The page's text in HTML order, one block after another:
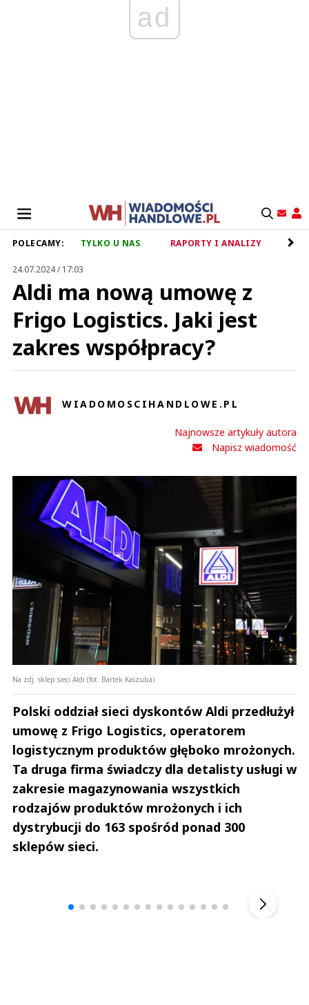
ad
POLECAMY: TYLKO U NAS RAPORTY I ANALIZY
24.07.2024 / 17:03
Aldi ma nową umowę z
Frigo Logistics. Jaki jest
zakres współpracy?
WIADOMOSCIHANDLOWE.PL
Najnowsze artykuły autora
Napisz wiadomość
Na zdj. sklep sieci Aldi (fot. Bartek Kaszuba)
Polski oddział sieci dyskontów Aldi przedłużył
umowę z Frigo Logistics, operatorem
logistycznym produktów głęboko mrożonych.
Ta druga firma świadczy dla detalisty usługi w
zakresie magazynowania wszystkich
rodzajów produktów mrożonych i ich
dystrybucji do 163 spośród ponad 300
sklepów sieci.